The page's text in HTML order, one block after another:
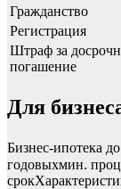
Гражданство
Регистрация
Штраф за
погашение
Для
Бизнес-ипотека
годовыхмин.